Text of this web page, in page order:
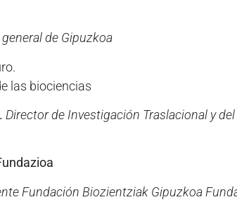
de Gipuzkoa
las biociencias
Director de Investigación Traslacional y
Fundación Biozientziak Gipuzkoa